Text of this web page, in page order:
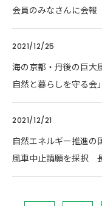
会員のみなさんに会報
2021/12/25
海の京都・丹後の巨
自然と暮らしを守る会」
2021/12/21
自然エネルギー推進
風車中止請願を採択